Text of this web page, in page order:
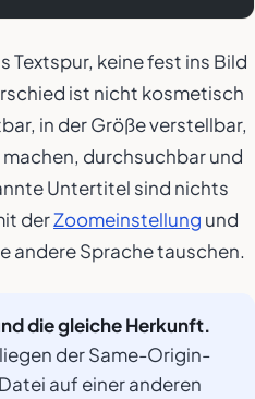
Textspur, keine fest ins Bild
ist nicht kosmetisch
in der Größe verstellbar,
durchsuchbar und
Untertitel sind nichts
derZoomeinstellung und
andere Sprache tauschen.
die gleiche Herkunft.
der Same-Origin-
auf einer anderen